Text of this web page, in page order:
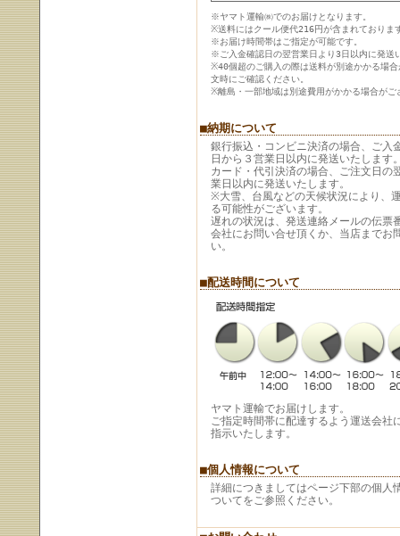
※ヤマト運輸㈱でのお届けとなります。
※送料にはクール便代216円が含まれておりま
※お届け時間帯はご指定が可能です。
※ご入金確認日の翌営業日より3日以内に発送
※40個超のご購入の際は送料が別途かかる場
文時にご確認ください。
※離島・一部地域は別途費用がかかる場合がご
■納期について
銀行振込・コンビニ決済の場合、ご入
日から３営業日以内に発送いたします
カード・代引決済の場合、ご注文日の
業日以内に発送いたします。
※大雪、台風などの天候状況により、
る可能性がございます。
遅れの状況は、発送連絡メールの伝票
会社にお問い合せ頂くか、当店までお
い。
■配送時間について
ヤマト運輸でお届けします。
ご指定時間帯に配達するよう運送会社
指示いたします。
■個人情報について
詳細につきましてはページ下部の個人
ついてをご参照ください。